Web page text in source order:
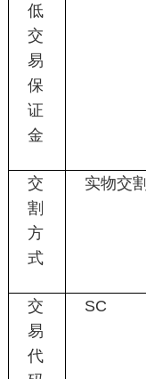
低
交
易
保
证
金
交
割
方
式
实物交割
交
易
代
SC